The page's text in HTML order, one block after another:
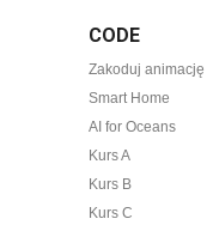
CODE
Zakoduj animację
Smart Home
AI for Oceans
Kurs A
Kurs B
Kurs C